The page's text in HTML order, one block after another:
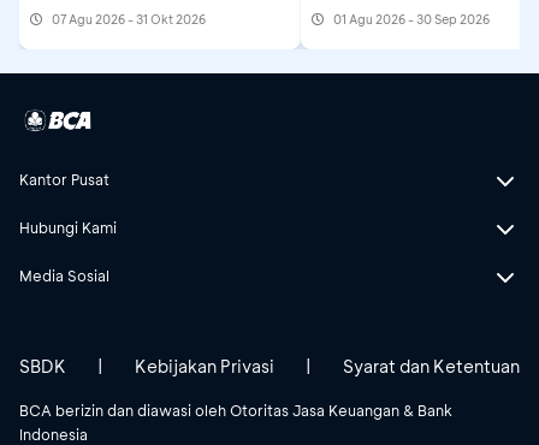
07 Agu 2026 - 31 Okt 2026 01 Agu 2026 - 30 Sep 2026
Kantor Pusat
Hubungi Kami
Media Sosial
BCA berizin dan diawasi oleh Otoritas Jasa Keuangan & Bank
Indonesia
SBDK | Kebijakan Privasi | Syarat dan Ketentuan